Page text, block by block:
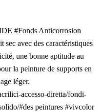
#Fonds Anticorrosion
sec avec des caractéristiques
une bonne aptitude au
la peinture de supports en
léger.
accesso-diretta/fondi-
#des peintures #vivcolor